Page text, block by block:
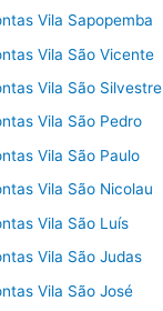
Vila Sapopemba
Vila São Vicente
Vila São Silvestre
Vila São Pedro
Vila São Paulo
Vila São Nicolau
Vila São Luís
Vila São Judas
Vila São José